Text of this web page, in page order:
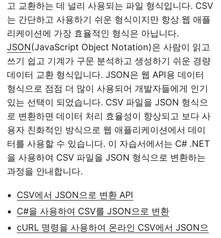
고 교환하는 데 널리 사용되는 파일 형식입니다. CSV
는 간단하고 사용하기 쉬운 형식이지만 항상 웹 애플
리케이션에 가장 효율적인 형식은 아닙니다.
JSON(JavaScript Object Notation)은 사람이 읽고
쓰기 쉽고 기계가 구문 분석하고 생성하기 쉬운 경량
데이터 교환 형식입니다. JSON은 웹 API용 데이터
형식으로 점점 더 많이 사용되어 개발자들에게 인기
있는 선택이 되었습니다. CSV 파일을 JSON 형식으
로 변환하면 데이터 처리 효율성이 향상되고 보다 사
용자 친화적인 방식으로 웹 애플리케이션에서 데이
터를 사용할 수 있습니다. 이 자습서에서는 C# .NET
을 사용하여 CSV 파일을 JSON 형식으로 변환하는
과정을 안내합니다.
CSV에서 JSON으로 변환 API
C#을 사용하여 CSV를 JSON으로 변환
cURL 명령을 사용하여 온라인 CSV에서 JSON으